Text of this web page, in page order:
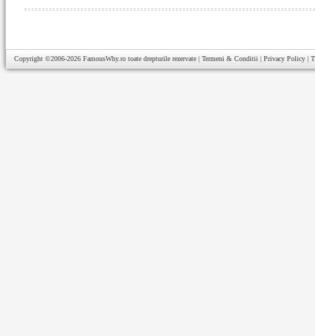
Copyright ©2006-2026 FamousWhy.ro toate drepturile rezervate | Termeni & Conditii | Privacy Policy |